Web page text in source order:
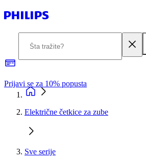
Prijavi se za 10% popusta
Električne četkice za zube
Sve serije